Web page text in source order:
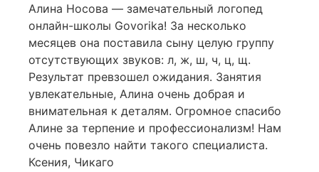
Алина Носова — замечательный логопед
онлайн-школы Govorika! За несколько
месяцев она поставила сыну целую группу
отсутствующих звуков: л, ж, ш, ч, ц, щ.
Результат превзошел ожидания. Занятия
увлекательные, Алина очень добрая и
внимательная к деталям. Огромное спасибо
Алине за терпение и профессионализм! Нам
очень повезло найти такого специалиста.
Ксения, Чикаго